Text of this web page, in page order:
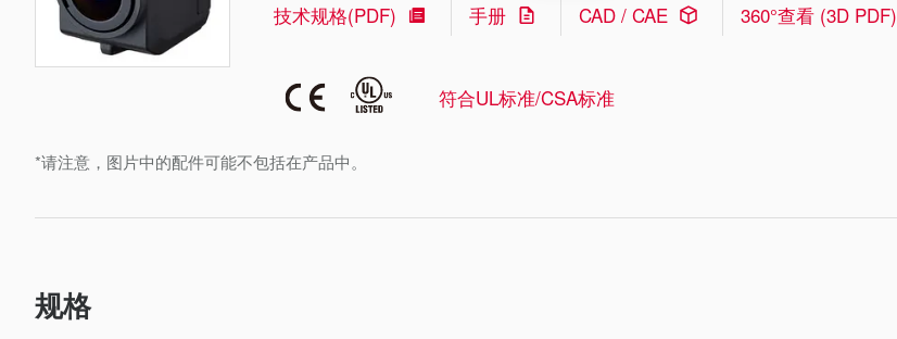
*请注意，图片中的配件可能不包括在产品中。
技术规格(PDF) 手册 CAD / CAE 360°查看 (3D PDF)
符合UL标准/CSA标准
规格